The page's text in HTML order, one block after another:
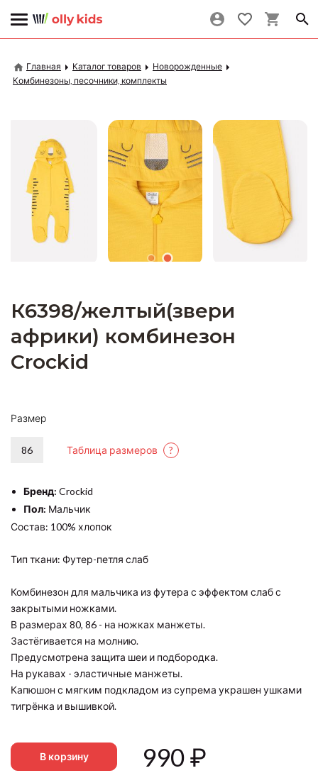
Главная Каталог товаров
Новорожденные
Комбинезоны, песочники, комплекты
К6398/желтый(звери
африки) комбинезон
Crockid
Размер
86 Таблица размеров ?
Бренд: Crockid
Пол: Мальчик
Состав: 100% хлопок
Тип ткани: Футер-петля слаб
Комбинезон для мальчика из футера с эффектом слаб с
закрытыми ножками.
В размерах 80, 86 - на ножках манжеты.
Застёгивается на молнию.
Предусмотрена защита шеи и подбородка.
На рукавах - эластичные манжеты.
Капюшон с мягким подкладом из супрема украшен ушками
тигрёнка и вышивкой.
В корзину 990₽